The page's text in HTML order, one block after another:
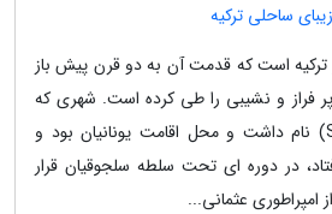
ساحلی ترکیه
ترکیه است که قدمت آن به دو قرن پیش باز
فراز و نشیبی را طی کرده است. شهری که
در ابتدا سمورنا (Smyrna) نام داشت و محل اقامت یونانیان بود و
در دوره ای تحت سلطه سلجوقیان قرار
عثمانی...